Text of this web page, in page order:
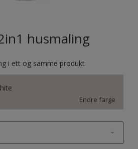
husmaling
i ett og samme produkt
Endre farge